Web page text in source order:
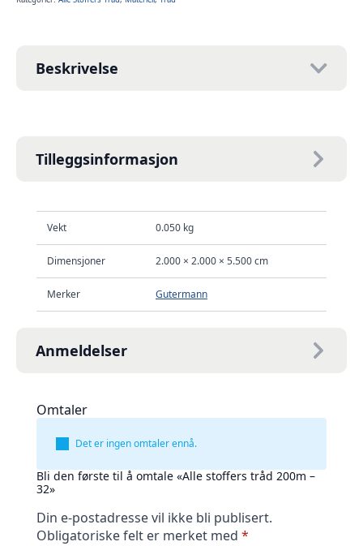
Beskrivelse
Tilleggsinformasjon
Vekt 0.050 kg
Dimensjoner 2.000 × 2.000 × 5.500 cm
Merker Gutermann
Anmeldelser
Omtaler
Det er ingen omtaler ennå.
Bli den første til å omtale «Alle stoffers tråd 200m –
32»
Din e-postadresse vil ikke bli publisert.
Obligatoriske felt er merket med *